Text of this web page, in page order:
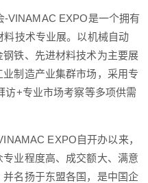
VINAMAC EXPO是一个拥有
料技术专业展。以机械自动
铁、先进材料技术为主要展
制造产业集群市场，采用专
访+专业市场考察等多项供需
EXPO自开办以来，
业程度高、成交额大、满意
名扬于东盟各国，是中国企